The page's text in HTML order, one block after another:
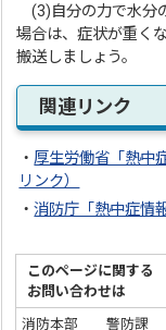
(3)自分の力で水分
場合は、症状が重く
搬送しましょう。
関連リンク
・厚生労働省「熱中
リンク）
・消防庁「熱中症情
このページに関する
お問い合わせは
消防本部 警防課